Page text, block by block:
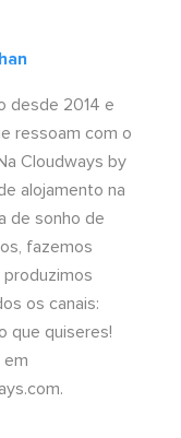
desde 2014 e
ressoam com o
Cloudways by
alojamento na
de sonho de
fazemos
produzimos
os canais:
que quiseres!
em
.